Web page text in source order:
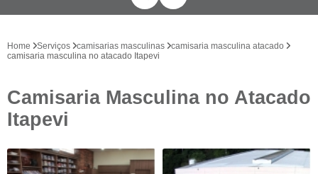
Home Serviços camisarias masculinas
camisaria masculina atacado
camisaria masculina no atacado Itapevi
Camisaria Masculina no Atacado
Itapevi